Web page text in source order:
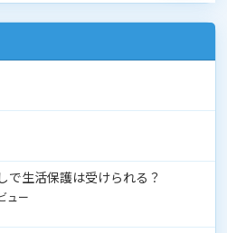
で生活保護は受けられる？
ュー